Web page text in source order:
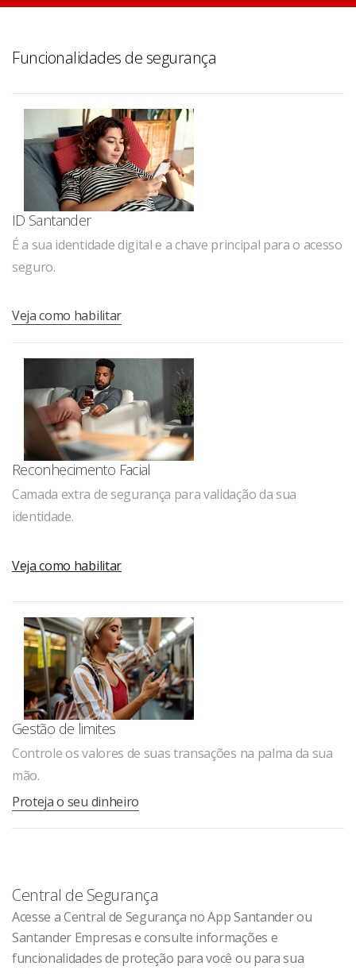
Funcionalidades de segurança
ID Santander
É a sua identidade digital e a chave principal para o acesso
seguro.
Veja como habilitar
Reconhecimento Facial
Camada extra de segurança para validação da sua
identidade.
Veja como habilitar
Gestão de limites
Controle os valores de suas transações na palma da sua
mão.
Proteja o seu dinheiro
Central de Segurança
Acesse a Central de Segurança no App Santander ou
Santander Empresas e consulte informações e
funcionalidades de proteção para você ou para sua